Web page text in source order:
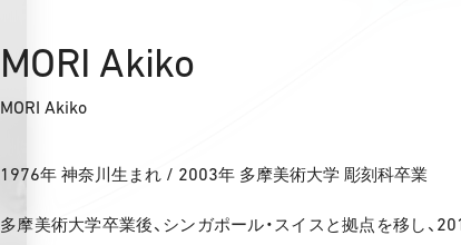
MORI Akiko
MORI Akiko
1976年 神奈川生まれ / 2003年 多摩美術大学 彫刻科卒業
多摩美術大学卒業後、シンガポール・スイスと拠点を移し、